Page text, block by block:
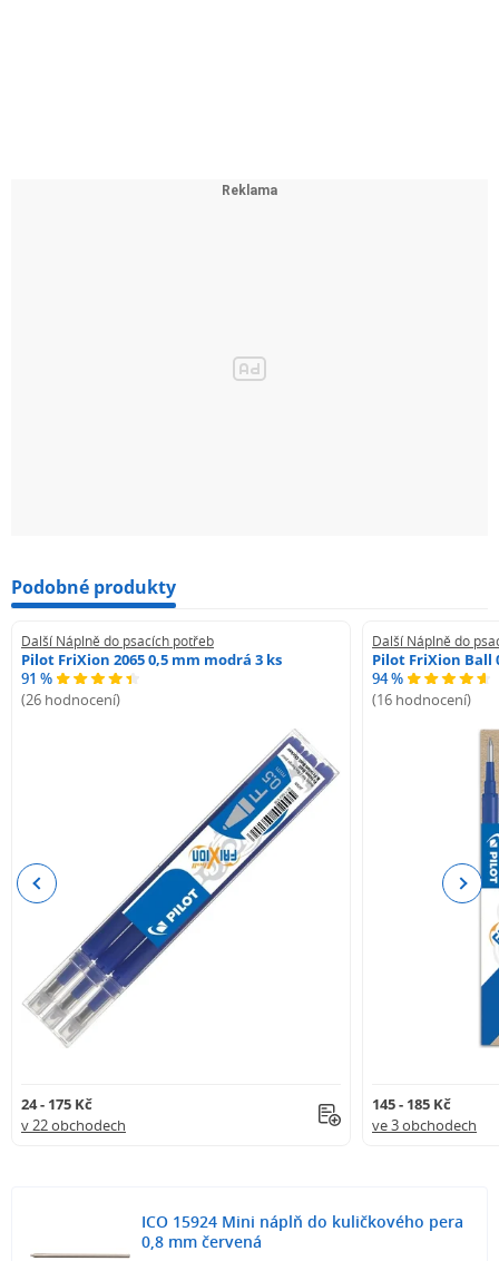
Podobné produkty
Další Náplně do psacích potřeb
Pilot FriXion 2065 0,5 mm modrá 3 ks
91 %
(26 hodnocení)
24 - 175 Kč
v 22 obchodech
Další Náplně do
Pilot FriXion Ball
94 %
(16 hodnocení)
145 - 185 Kč
ve 3 obchodech
Previous Next
ICO 15924 Mini náplň do kuličkového pera
0,8 mm červená